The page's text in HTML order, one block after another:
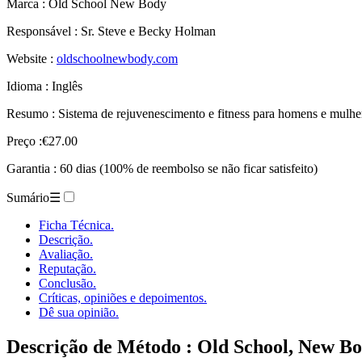
Marca : Old School New Body
Responsável : Sr. Steve e Becky Holman
Website : oldschoolnewbody.com
Idioma : Inglês
Resumo : Sistema de rejuvenescimento e fitness para homens e
Preço :€27.00
Garantia : 60 dias (100% de reembolso se não ficar satisfeito)
Sumário☰
Ficha Técnica.
Descrição.
Avaliação.
Reputação.
Conclusão.
Críticas, opiniões e depoimentos.
Dê sua opinião.
Descrição de Método : Old School, New